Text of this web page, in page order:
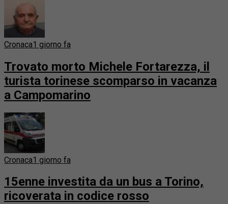
Cronaca1 giorno fa
Trovato morto Michele Fortarezza, il
turista torinese scomparso in vacanza
a Campomarino
Cronaca1 giorno fa
15enne investita da un bus a Torino,
ricoverata in codice rosso